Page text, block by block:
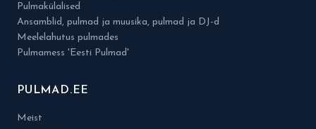
Pulmakülalised
Ansamblid, pulmad ja muusika, pulmad ja DJ-d
Meelelahutus pulmades
Pulmamess 'Eesti Pulmad'
PULMAD.EE
Meist